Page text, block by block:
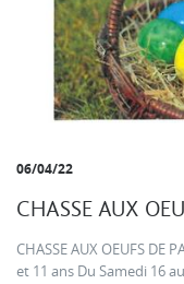
06/04/22
CHASSE AUX
CHASSE AUX OEUFS DE
et 11 ans Du Samedi